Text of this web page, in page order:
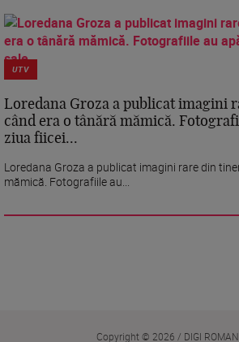
UTV
Loredana Groza a publicat imagini
când era o tânără mămică.
ziua fiicei...
Loredana Groza a publicat imagini rare din
mămică. Fotografiile au...
Copyright © 2026 / DIGI